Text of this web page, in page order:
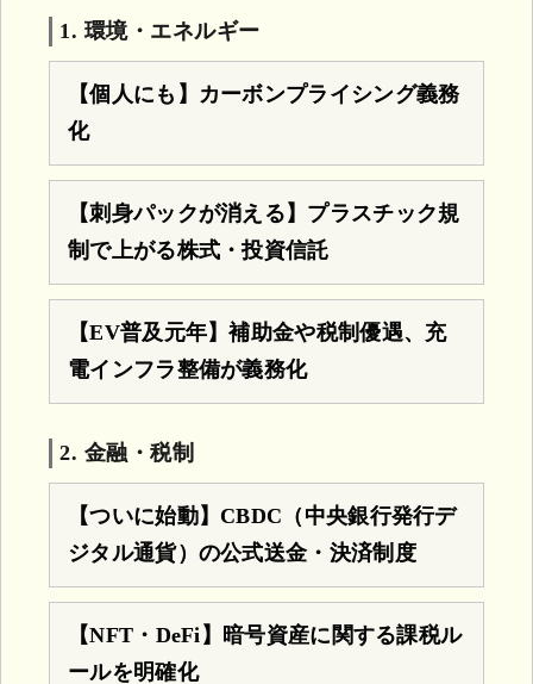
1. 環境・エネルギー
【個人にも】カーボンプライシング義務
化
【刺身パックが消える】プラスチック規
制で上がる株式・投資信託
【EV普及元年】補助金や税制優遇、充
電インフラ整備が義務化
2. 金融・税制
【ついに始動】CBDC（中央銀行発行デ
ジタル通貨）の公式送金・決済制度
【NFT・DeFi】暗号資産に関する課税ル
ールを明確化